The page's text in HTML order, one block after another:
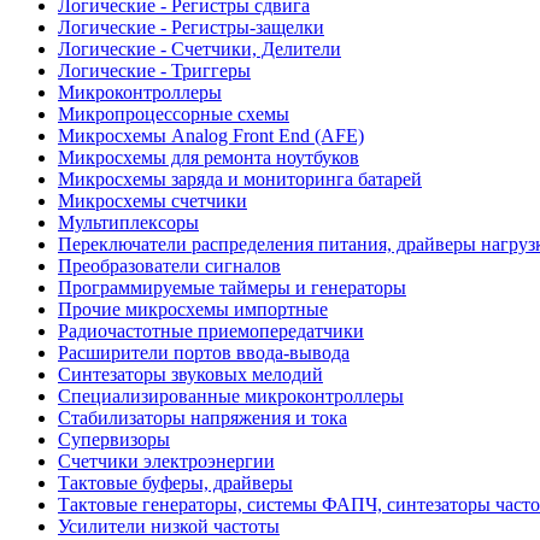
Логические - Регистры сдвига
Логические - Регистры-защелки
Логические - Счетчики, Делители
Логические - Триггеры
Микроконтроллеры
Микропроцессорные схемы
Микросхемы Analog Front End (AFE)
Микросхемы для ремонта ноутбуков
Микросхемы заряда и мониторинга батарей
Микросхемы счетчики
Мультиплексоры
Переключатели распределения питания, драйверы
Преобразователи сигналов
Программируемые таймеры и генераторы
Прочие микросхемы импортные
Радиочастотные приемопередатчики
Расширители портов ввода-вывода
Синтезаторы звуковых мелодий
Специализированные микроконтроллеры
Стабилизаторы напряжения и тока
Супервизоры
Счетчики электроэнергии
Тактовые буферы, драйверы
Тактовые генераторы, системы ФАПЧ, синтезаторы
Усилители низкой частоты